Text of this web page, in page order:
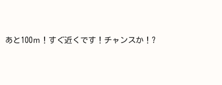
あと100ｍ！すぐ近くです！チャンスか！?